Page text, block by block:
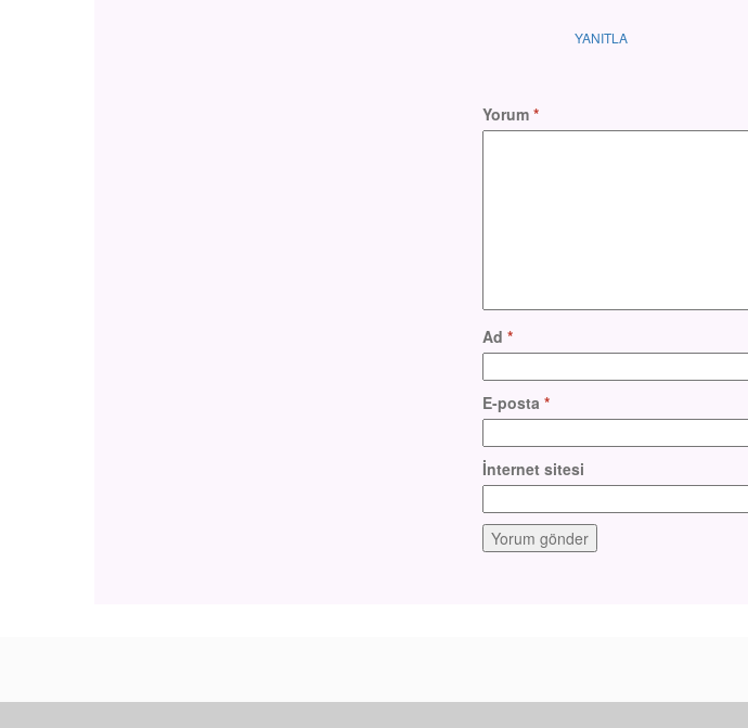
YANITLA
Yorum *
Ad *
E-posta *
İnternet sitesi